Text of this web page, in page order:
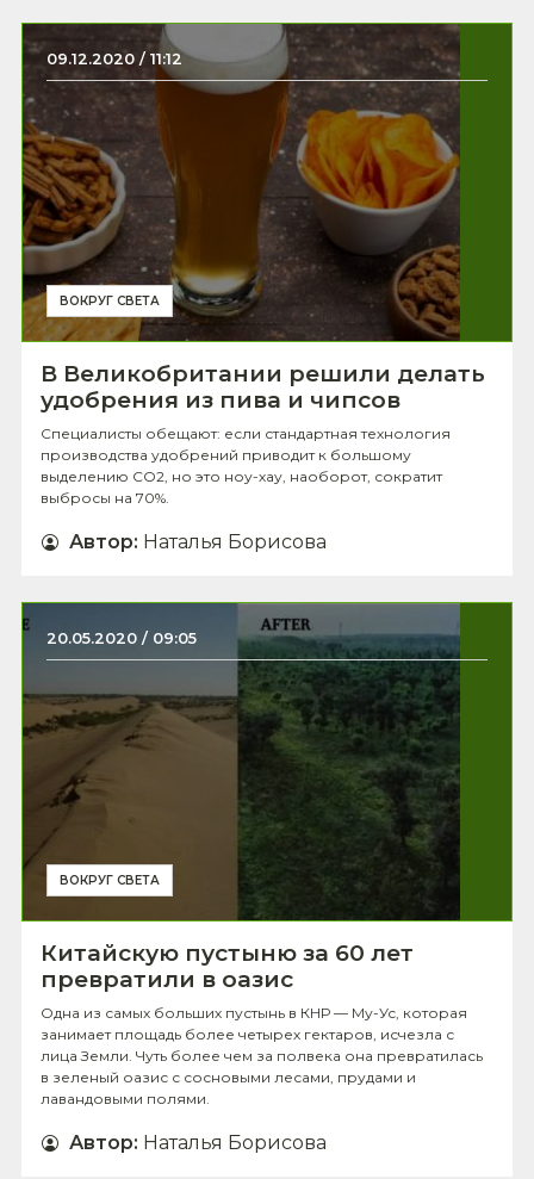
09.12.2020 / 11:12
ВОКРУГ СВЕТА
В Великобритании решили делать
удобрения из пива и чипсов
Специалисты обещают: если стандартная технология
производства удобрений приводит к большому
выделению CO2, но это ноу-хау, наоборот, сократит
выбросы на 70%.
Автор: Наталья Борисова
20.05.2020 / 09:05
ВОКРУГ СВЕТА
Китайскую пустыню за 60 лет
превратили в оазис
Одна из самых больших пустынь в КНР — Му-Ус, которая
занимает площадь более четырех гектаров, исчезла с
лица Земли. Чуть более чем за полвека она превратилась
в зеленый оазис с сосновыми лесами, прудами и
лавандовыми полями.
Автор: Наталья Борисова